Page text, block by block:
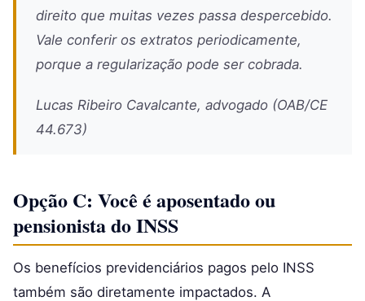
direito que muitas vezes passa despercebido.
Vale conferir os extratos periodicamente,
porque a regularização pode ser cobrada.
Lucas Ribeiro Cavalcante, advogado (OAB/CE
44.673)
Opção C: Você é aposentado ou
pensionista do INSS
Os benefícios previdenciários pagos pelo INSS
também são diretamente impactados. A